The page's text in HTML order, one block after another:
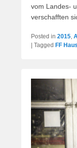
vom Landes-
verschafften
Posted in 2015
| Tagged FF